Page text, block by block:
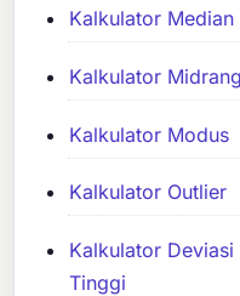
Kalkulator Median
Kalkulator
Kalkulator Modus
Kalkulator Outlier
Kalkulator
Tinggi